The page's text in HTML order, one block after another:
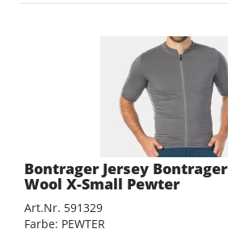
Bontrager Jersey
Wool X-Small Pewter
Art.Nr. 591329
Farbe: PEWTER